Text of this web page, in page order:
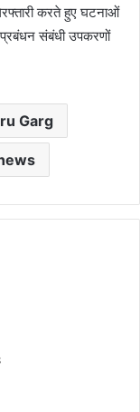
करते हुए घटनाओं
संबंधी उपकरणों
Garg